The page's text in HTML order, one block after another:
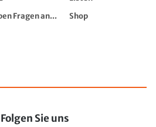
Fragen an...
Shop
Folgen Sie uns